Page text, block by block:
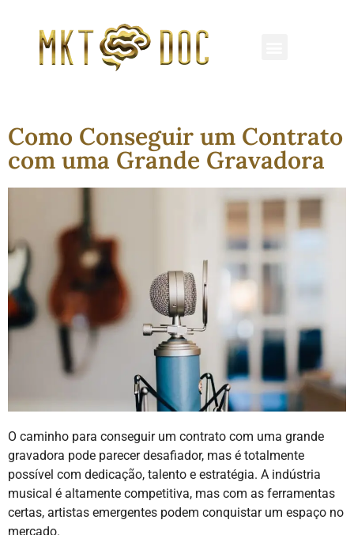
Como Conseguir um Contrato
com uma Grande Gravadora
O caminho para conseguir um contrato com uma grande
gravadora pode parecer desafiador, mas é totalmente
possível com dedicação, talento e estratégia. A indústria
musical é altamente competitiva, mas com as ferramentas
certas, artistas emergentes podem conquistar um espaço no
mercado.